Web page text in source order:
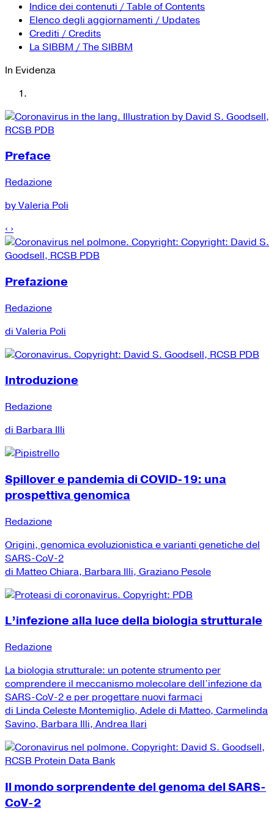
Tutti i siti Zanichelli per la scuola
Collezioni Università
Facebook
Twitter
Instagram
Instagram scuola
Mail
Indice dei contenuti / Table of Contents
Elenco degli aggiornamenti / Updates
Crediti / Credits
La SIBBM / The SIBBM
In Evidenza
Preface
Redazione
by Valeria Poli
‹ ›
Prefazione
Redazione
di Valeria Poli
Introduzione
Redazione
di Barbara Illi
Spillover e pandemia di COVID-19: una
prospettiva genomica
Redazione
Origini, genomica evoluzionistica e varianti genetiche del
SARS-CoV-2
di Matteo Chiara, Barbara Illi, Graziano Pesole
L’infezione alla luce della biologia strutturale
Redazione
La biologia strutturale: un potente strumento per
comprendere il meccanismo molecolare dell’infezione da
SARS-CoV-2 e per progettare nuovi farmaci
di Linda Celeste Montemiglio, Adele di Matteo, Carmelinda
Savino, Barbara Illi, Andrea Ilari
Il mondo sorprendente del genoma del SARS-
CoV-2